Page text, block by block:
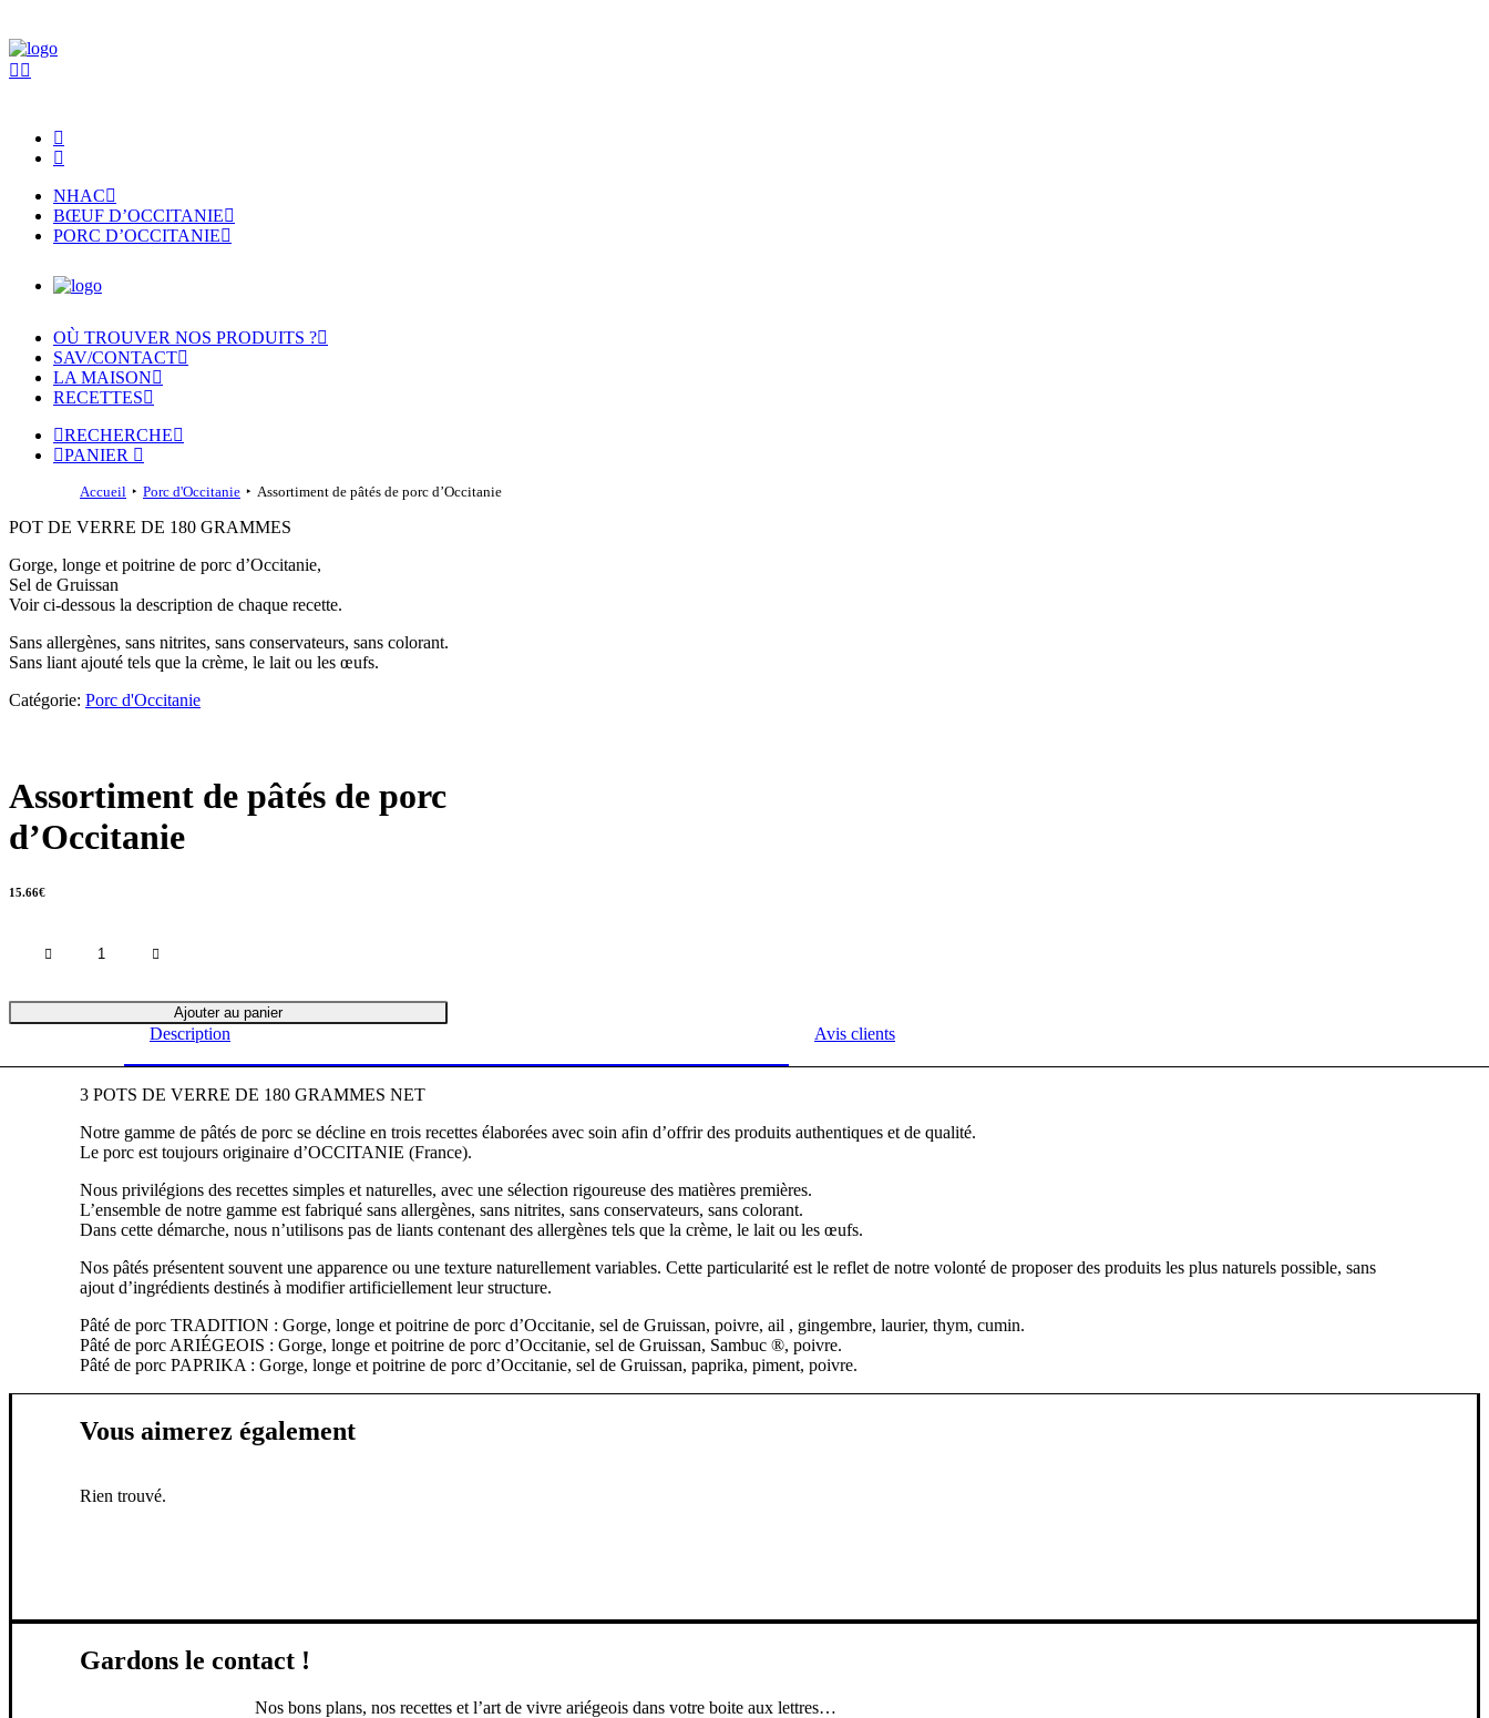
NHAC
BŒUF D’OCCITANIE
PORC D’OCCITANIE
OÙ TROUVER NOS PRODUITS ?
SAV/CONTACT
LA MAISON
RECETTES
RECHERCHE
PANIER
Accueil Porc d'Occitanie Assortiment de pâtés de porc d’Occitanie
POT DE VERRE DE 180 GRAMMES
Gorge, longe et poitrine de porc d’Occitanie,
Sel de Gruissan
Voir ci-dessous la description de chaque recette.
Sans allergènes, sans nitrites, sans conservateurs, sans colorant.
Sans liant ajouté tels que la crème, le lait ou les œufs.
Catégorie: Porc d'Occitanie
Assortiment de pâtés de porc
d’Occitanie
15.66€
de
de
Ajouter au panier
Description Avis clients
3 POTS DE VERRE DE 180 GRAMMES NET
Notre gamme de pâtés de porc se décline en trois recettes élaborées avec soin afin d’offrir des produits authentiques et de qualité.
Le porc est toujours originaire d’OCCITANIE (France).
Nous privilégions des recettes simples et naturelles, avec une sélection rigoureuse des matières premières.
L’ensemble de notre gamme est fabriqué sans allergènes, sans nitrites, sans conservateurs, sans colorant.
Dans cette démarche, nous n’utilisons pas de liants contenant des allergènes tels que la crème, le lait ou les œufs.
Nos pâtés présentent souvent une apparence ou une texture naturellement variables. Cette particularité est le reflet de notre volonté de proposer des produits les plus naturels possible, sans
ajout d’ingrédients destinés à modifier artificiellement leur structure.
Pâté de porc TRADITION : Gorge, longe et poitrine de porc d’Occitanie, sel de Gruissan, poivre, ail , gingembre, laurier, thym, cumin.
Pâté de porc ARIÉGEOIS : Gorge, longe et poitrine de porc d’Occitanie, sel de Gruissan, Sambuc ®, poivre.
Pâté de porc PAPRIKA : Gorge, longe et poitrine de porc d’Occitanie, sel de Gruissan, paprika, piment, poivre.
Vous aimerez également
Rien trouvé.
Gardons le contact !
Nos bons plans, nos recettes et l’art de vivre ariégeois dans votre boite aux lettres…